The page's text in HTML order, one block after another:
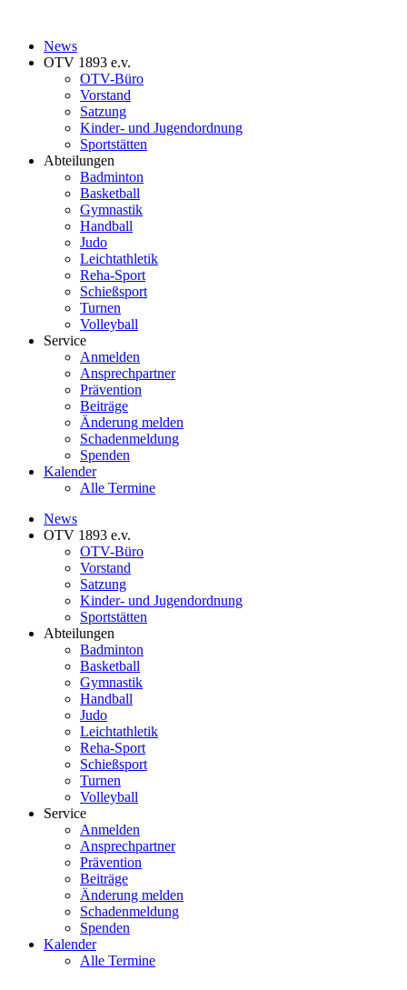
News
OTV 1893 e.v.
OTV-Büro
Vorstand
Satzung
Kinder- und Jugendordnung
Sportstätten
Abteilungen
Badminton
Basketball
Gymnastik
Handball
Judo
Leichtathletik
Reha-Sport
Schießsport
Turnen
Volleyball
Service
Anmelden
Ansprechpartner
Prävention
Beiträge
Änderung melden
Schadenmeldung
Spenden
Kalender
Alle Termine
News
OTV 1893 e.v.
OTV-Büro
Vorstand
Satzung
Kinder- und Jugendordnung
Sportstätten
Abteilungen
Badminton
Basketball
Gymnastik
Handball
Judo
Leichtathletik
Reha-Sport
Schießsport
Turnen
Volleyball
Service
Anmelden
Ansprechpartner
Prävention
Beiträge
Änderung melden
Schadenmeldung
Spenden
Kalender
Alle Termine